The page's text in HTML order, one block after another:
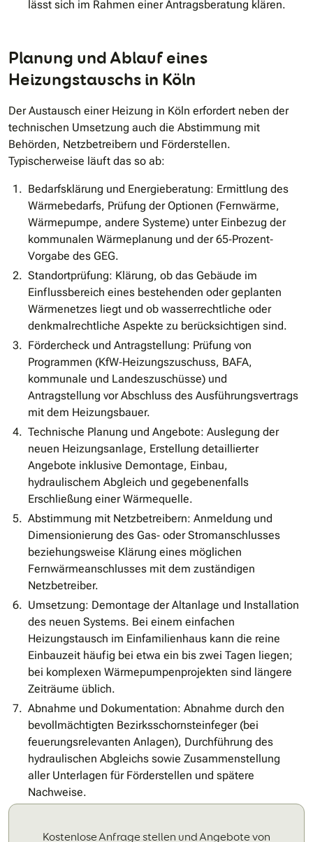
lässt sich im Rahmen einer Antragsberatung klären.
Planung und Ablauf eines
Heizungstauschs in Köln
Der Austausch einer Heizung in Köln erfordert neben der
technischen Umsetzung auch die Abstimmung mit
Behörden, Netzbetreibern und Förderstellen.
Typischerweise läuft das so ab:
Bedarfsklärung und Energieberatung: Ermittlung des
Wärmebedarfs, Prüfung der Optionen (Fernwärme,
Wärmepumpe, andere Systeme) unter Einbezug der
kommunalen Wärmeplanung und der 65‐Prozent‐
Vorgabe des GEG.
Standortprüfung: Klärung, ob das Gebäude im
Einflussbereich eines bestehenden oder geplanten
Wärmenetzes liegt und ob wasserrechtliche oder
denkmalrechtliche Aspekte zu berücksichtigen sind.
Fördercheck und Antragstellung: Prüfung von
Programmen (KfW‐Heizungszuschuss, BAFA,
kommunale und Landeszuschüsse) und
Antragstellung vor Abschluss des Ausführungsvertrags
mit dem Heizungsbauer.
Technische Planung und Angebote: Auslegung der
neuen Heizungsanlage, Erstellung detaillierter
Angebote inklusive Demontage, Einbau,
hydraulischem Abgleich und gegebenenfalls
Erschließung einer Wärmequelle.
Abstimmung mit Netzbetreibern: Anmeldung und
Dimensionierung des Gas‐ oder Stromanschlusses
beziehungsweise Klärung eines möglichen
Fernwärmeanschlusses mit dem zuständigen
Netzbetreiber.
Umsetzung: Demontage der Altanlage und Installation
des neuen Systems. Bei einem einfachen
Heizungstausch im Einfamilienhaus kann die reine
Einbauzeit häufig bei etwa ein bis zwei Tagen liegen;
bei komplexen Wärmepumpenprojekten sind längere
Zeiträume üblich.
Abnahme und Dokumentation: Abnahme durch den
bevollmächtigten Bezirksschornsteinfeger (bei
feuerungsrelevanten Anlagen), Durchführung des
hydraulischen Abgleichs sowie Zusammenstellung
aller Unterlagen für Förderstellen und spätere
Nachweise.
Kostenlose Anfrage stellen und Angebote von